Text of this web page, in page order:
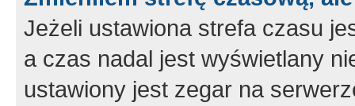
Jeżeli ustawiona strefa czasu
a czas nadal jest wyświetlany
ustawiony jest zegar na